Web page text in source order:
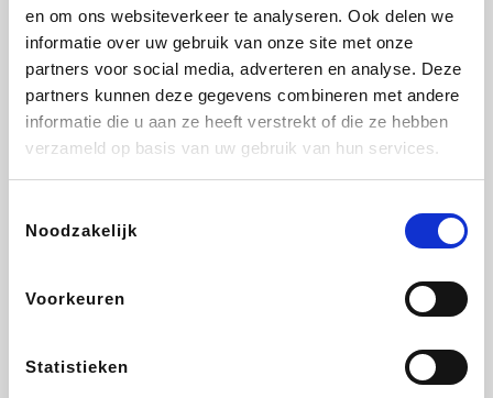
en om ons websiteverkeer te analyseren. Ook delen we
informatie over uw gebruik van onze site met onze
partners voor social media, adverteren en analyse. Deze
partners kunnen deze gegevens combineren met andere
informatie die u aan ze heeft verstrekt of die ze hebben
verzameld op basis van uw gebruik van hun services.
Noodzakelijk
Voorkeuren
Statistieken
Weekendesk Sarenza Schiesser Interhome
Lufthansa
CheapTickets.be DeubaXXL